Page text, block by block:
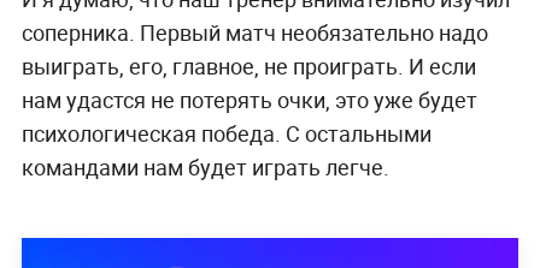
соперника. Первый матч необязательно надо
выиграть, его, главное, не проиграть. И если
нам удастся не потерять очки, это уже будет
психологическая победа. С остальными
командами нам будет играть легче.